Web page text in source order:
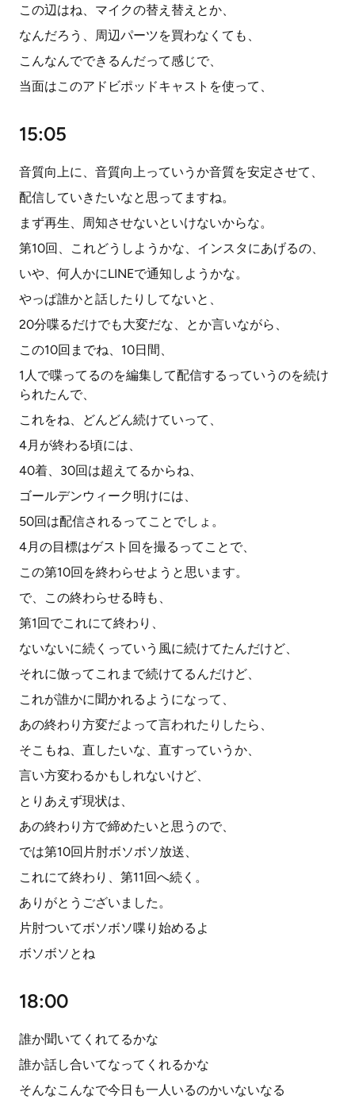
この辺はね、マイクの替え替えとか、
なんだろう、周辺パーツを買わなくても、
こんなんでできるんだって感じで、
当面はこのアドビポッドキャストを使って、
15:05
音質向上に、音質向上っていうか音質を安定させて、
配信していきたいなと思ってますね。
まず再生、周知させないといけないからな。
第10回、これどうしようかな、インスタにあげるの、
いや、何人かにLINEで通知しようかな。
やっぱ誰かと話したりしてないと、
20分喋るだけでも大変だな、とか言いながら、
この10回までね、10日間、
1人で喋ってるのを編集して配信するっていうのを続け
られたんで、
これをね、どんどん続けていって、
4月が終わる頃には、
40着、30回は超えてるからね、
ゴールデンウィーク明けには、
50回は配信されるってことでしょ。
4月の目標はゲスト回を撮るってことで、
この第10回を終わらせようと思います。
で、この終わらせる時も、
第1回でこれにて終わり、
ないないに続くっていう風に続けてたんだけど、
それに倣ってこれまで続けてるんだけど、
これが誰かに聞かれるようになって、
あの終わり方変だよって言われたりしたら、
そこもね、直したいな、直すっていうか、
言い方変わるかもしれないけど、
とりあえず現状は、
あの終わり方で締めたいと思うので、
では第10回片肘ボソボソ放送、
これにて終わり、第11回へ続く。
ありがとうございました。
片肘ついてボソボソ喋り始めるよ
ボソボソとね
18:00
誰か聞いてくれてるかな
誰か話し合いてなってくれるかな
そんなこんなで今日も一人いるのかいないなる